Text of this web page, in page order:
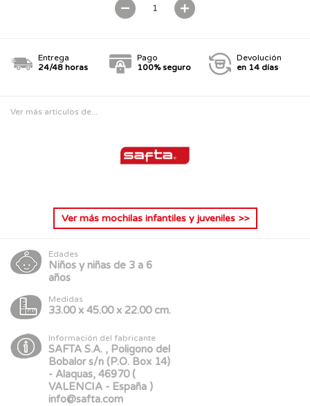
Entrega
24/48 horas
Pago
100% seguro
Devolución
en 14 días
Ver más artículos de...
Ver más mochilas infantiles y juveniles>>
Edades
Niños y niñas de 3 a 6
años
Medidas
33.00 x 45.00 x 22.00 cm.
Información del fabricante
SAFTA S.A. , Poligono del
Bobalor s/n (P.O. Box 14)
- Alaquas, 46970 (
VALENCIA - España )
info@safta.com